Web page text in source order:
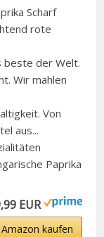
Scharf
rote
beste der Welt.
Wir mahlen
Von
aus...
Paprika
EUR
kaufen